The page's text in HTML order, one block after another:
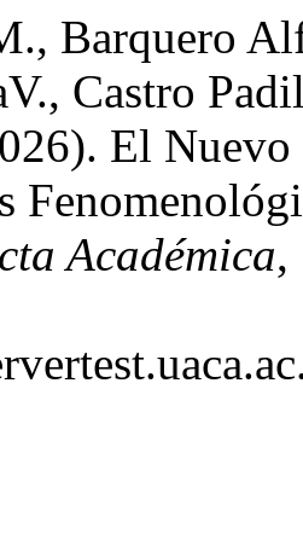
Barquero
Castro
El
Académica,